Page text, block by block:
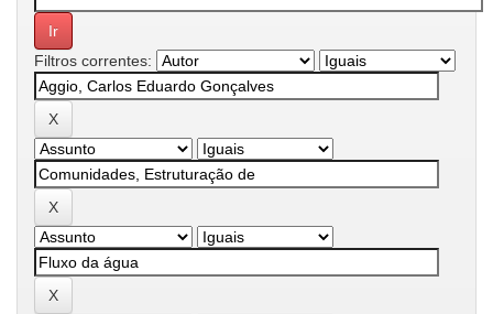
Filtros correntes: